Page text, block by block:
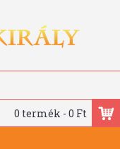
0 termék - 0 Ft